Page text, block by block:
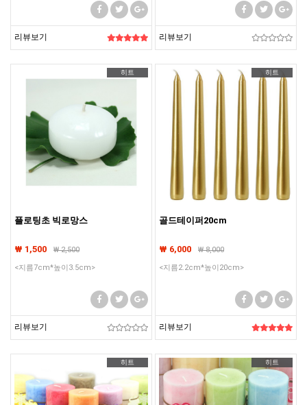
리뷰보기 리뷰보기
히트
플로팅초 빅로망스
₩ 1,500 ₩2,500
<지름7cm*높이3.5cm>
리뷰보기
히트
골드테이퍼20cm
₩ 6,000 ₩8,000
<지름2.2cm*높이20cm>
리뷰보기
히트 히트